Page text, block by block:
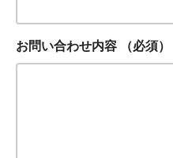
お問い合わせ内容 （必須）